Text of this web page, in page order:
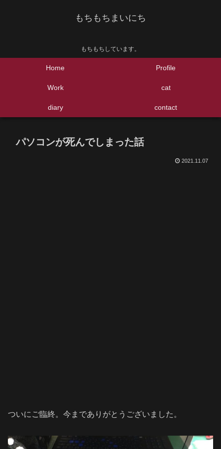
もちもちまいにち
もちもちしています。
Home Profile
Work cat
diary contact
パソコンが死んでしまった話
2021.11.07
ついにご臨終。今までありがとうございました。